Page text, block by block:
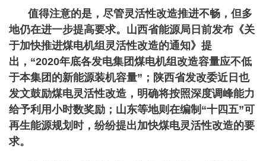
值得注意的是，尽管灵活性改造推进不畅，但多
地仍在进一步提高要求。山西省能源局日前发布《关
于加快推进煤电机组灵活性改造的通知》提
出，“2020年底各发电集团煤电机组改造容量应不低
于本集团的新能源装机容量”；陕西省发改委近日也
发文鼓励煤电灵活性改造，明确将按照深度调峰能力
给予利用小时数奖励；山东等地则在编制“十四五”可
再生能源规划时，纷纷提出加快煤电灵活性改造的要
求。